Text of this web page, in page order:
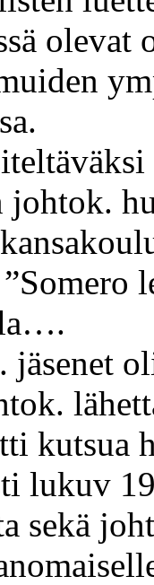
olevat
johtok.
….
. jäsenet
.
kutsua
lukuv
sekä